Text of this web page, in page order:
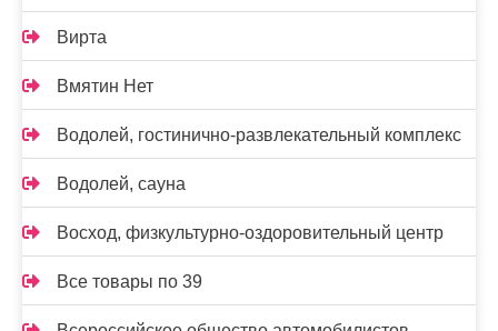
Вирта
Вмятин Нет
Водолей, гостинично-развлекательный комплекс
Водолей, сауна
Восход, физкультурно-оздоровительный центр
Все товары по 39